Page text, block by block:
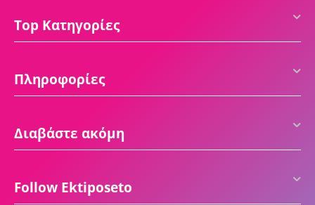
Top Κατηγορίες
Πληροφορίες
Διαβάστε ακόμη
Follow Ektiposeto